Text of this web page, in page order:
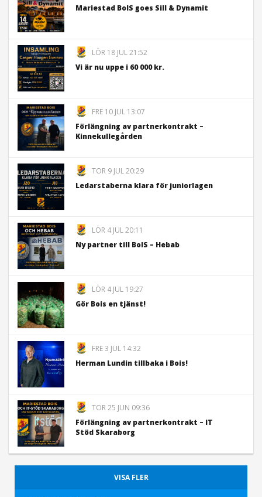
Mariestad BoIS goes Sill & Dynamit
LÖR 18 JUL 21:52
Vi är nu uppe i 60 000 kr.
FRE 10 JUL 13:07
Förlängning av partnerkontrakt –
Kinnekullegården
TOR 9 JUL 20:29
Ledarstaberna klara för juniorlagen
LÖR 4 JUL 20:11
Ny partner till BoIS – Hebab
LÖR 4 JUL 19:27
Gör Bois en tjänst!
FRE 3 JUL 14:32
Herman Lundin tillbaka i Bois!
TOR 25 JUN 09:36
Förlängning av partnerkontrakt – IT
Stöd Skaraborg
VISA FLER